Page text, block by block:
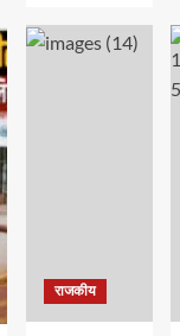
काँग्रेस
कार्यकर्त्यांच्या
राजकीय